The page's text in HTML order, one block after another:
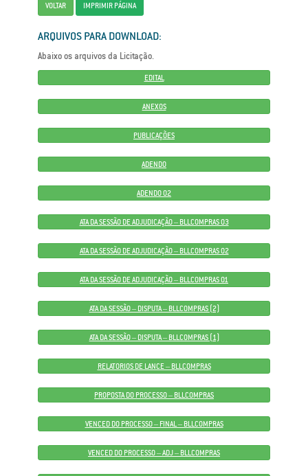
VOLTAR IMPRIMIR PÁGINA
ARQUIVOS PARA DOWNLOAD:
Abaixo os arquivos da Licitação.
EDITAL
ANEXOS
PUBLICAÇÕES
ADENDO
ADENDO 02
ATA DA SESSÃO DE ADJUDICAÇÃO – BLLCOMPRAS 03
ATA DA SESSÃO DE ADJUDICAÇÃO – BLLCOMPRAS 02
ATA DA SESSÃO DE ADJUDICAÇÃO – BLLCOMPRAS 01
ATA DA SESSÃO – DISPUTA – BLLCOMPRAS (2)
ATA DA SESSÃO – DISPUTA – BLLCOMPRAS (1)
RELATORIOS DE LANCE – BLLCOMPRAS
PROPOSTA DO PROCESSO – BLLCOMPRAS
VENCED DO PROCESSO – FINAL – BLLCOMPRAS
VENCED DO PROCESSO – ADJ – BLLCOMPRAS